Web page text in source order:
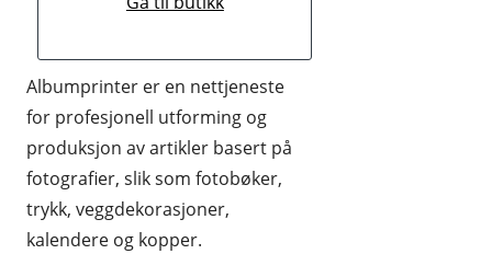
KONTORREKVISITA
Albumprinter er en nettjeneste
for profesjonell utforming og
produksjon av artikler basert på
fotografier, slik som fotobøker,
trykk, veggdekorasjoner,
kalendere og kopper.